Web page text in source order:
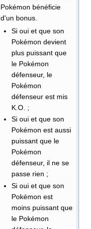
Pokémon bénéficie
d'un bonus.
Si oui et que son
Pokémon devient
plus puissant que
le Pokémon
défenseur, le
Pokémon
défenseur est mis
K.O. ;
Si oui et que son
Pokémon est aussi
puissant que le
Pokémon
défenseur, il ne se
passe rien ;
Si oui et que son
Pokémon est
moins puissant que
le Pokémon